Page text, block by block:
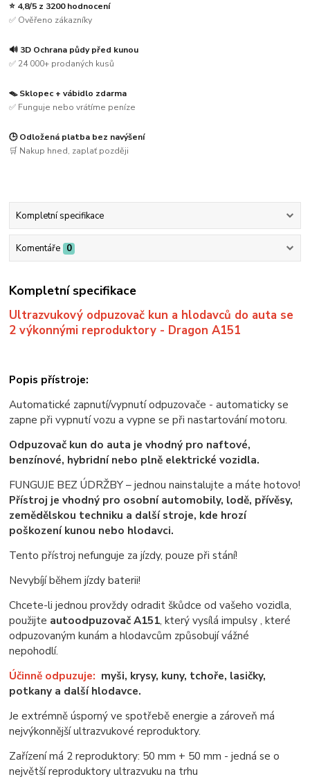
⭐ 4,8/5 z 3200 hodnocení
✅ Ověřeno zákazníky
🔊 3D Ochrana půdy před kunou
✅ 24 000+ prodaných kusů
🪤 Sklopec + vábidlo zdarma
✅ Funguje nebo vrátíme peníze
🕒 Odložená platba bez navýšení
🛒 Nakup hned, zaplať později
Kompletní specifikace
Komentáře 0
Kompletní specifikace
Ultrazvukový odpuzovač kun a hlodavců do auta se
2 výkonnými reproduktory - Dragon A151
Popis přístroje:
Automatické zapnutí/vypnutí odpuzovače - automaticky se
zapne při vypnutí vozu a vypne se při nastartování motoru.
Odpuzovač kun do auta je vhodný pro naftové,
benzínové, hybridní nebo plně elektrické vozidla.
FUNGUJE BEZ ÚDRŽBY – jednou nainstalujte a máte hotovo!
Přístroj je vhodný pro osobní automobily, lodě, přívěsy,
zemědělskou techniku a další stroje, kde hrozí
poškození kunou nebo hlodavci.
Tento přístroj nefunguje za jízdy, pouze při stání!
Nevybíjí během jízdy baterii!
Chcete-li jednou provždy odradit škůdce od vašeho vozidla,
použijte autoodpuzovač A151, který vysílá impulsy , které
odpuzovaným kunám a hlodavcům způsobují vážné
nepohodlí.
Účinně odpuzuje: myši, krysy, kuny, tchoře, lasičky,
potkany a další hlodavce.
Je extrémně úsporný ve spotřebě energie a zároveň má
nejvýkonnější ultrazvukové reproduktory.
Zařízení má 2 reproduktory: 50 mm + 50 mm - jedná se o
největší reproduktory ultrazvuku na trhu